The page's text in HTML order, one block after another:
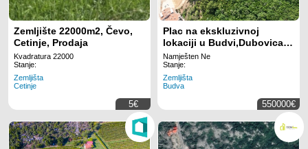
Zemljište 22000m2, Čevo,
Cetinje, Prodaja
Kvadratura 22000
Stanje:
Zemljišta
Cetinje
5€
Plac na ekskluzivnoj
lokaciji u Budvi,Dubovica,
blizu kompleksa The Old
Bakery - Prilika za
investiciju!
Namješten Ne
Stanje:
Zemljišta
Budva
550000€